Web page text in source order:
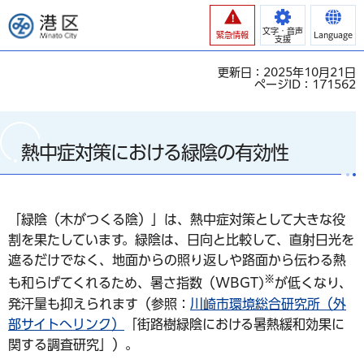
港区
緊急情報
文字・音声
支援
Language
更新日：2025年10月21日
ページID：171562
熱中症対策における緑陰の有効性
「緑陰（木がつくる陰）」は、熱中症対策として⼤きな役
割を果たしています。緑陰は、⽇向と⽐較して、直射⽇光を
遮るだけでなく、地⾯からの照り返しや路⾯から伝わる熱
も和らげてくれるため、暑さ指数（WBGT) ※が低くなり、
発汗量も抑えられます（参照： 川崎市環境総合研究所（外
部サイトへリンク）
「街路樹緑陰における暑熱緩和効果に
関する調査研究」）。